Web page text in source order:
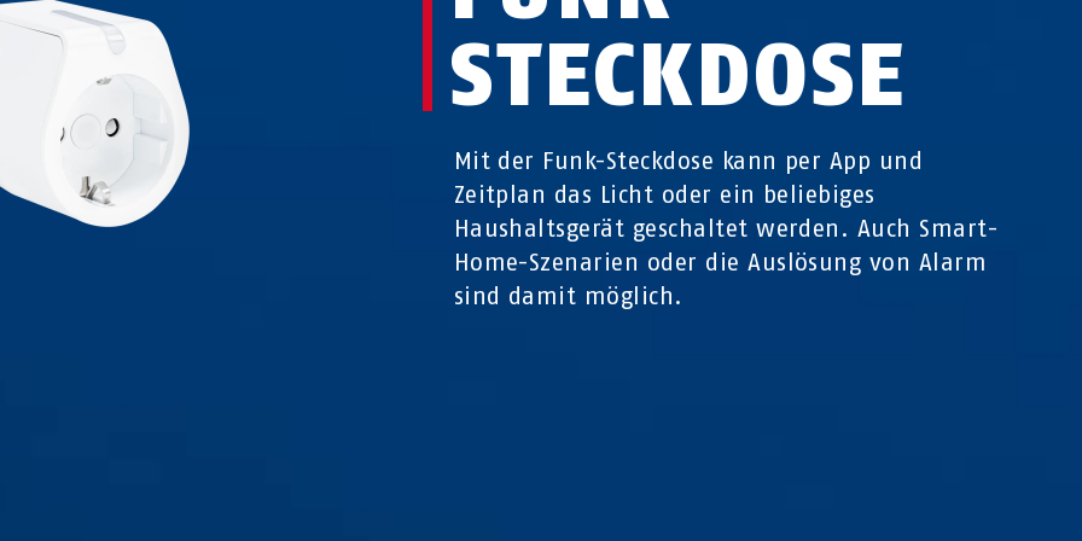
STECKDOSE
Mit der Funk-Steckdose kann per App und
Zeitplan das Licht oder ein beliebiges
Haushaltsgerät geschaltet werden. Auch Smart-
Home-Szenarien oder die Auslösung von Alarm
sind damit möglich.